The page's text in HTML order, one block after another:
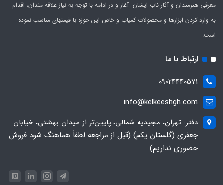
معرفی هنرمندان و آثار ناب ایشان آغاز و در ادامه با توجه به نیاز علاقه مندان، اقدام
به وارد کردن ابزارها و محصولات کمیاب و خاص این حوزه با قیمتهای مناسب نموده
است.
ارتباط با ما
09024440571
info@kelkeeshgh.com
دفتر: تهران، مجیدیه شمالی، پایین‌تر از میدان بهشتی، خیابان
جعفری (گلستان یکم) (قبل از مراجعه لطفاً هماهنگ شود فروش
حضوری نداریم)